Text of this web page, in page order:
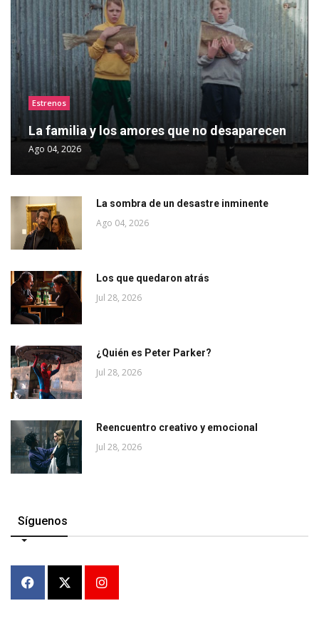
Estrenos
La familia y los amores que no desaparecen
Ago 04, 2026
La sombra de un desastre inminente
Ago 04, 2026
Los que quedaron atrás
Jul 28, 2026
¿Quién es Peter Parker?
Jul 28, 2026
Reencuentro creativo y emocional
Jul 28, 2026
Síguenos